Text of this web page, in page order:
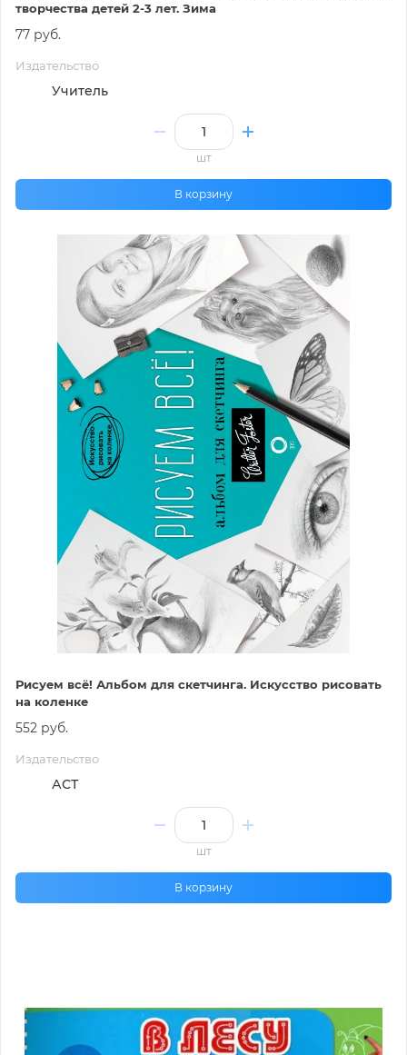
творчества детей 2-3 лет. Зима
77 руб.
Издательство
Учитель
шт
В корзину
Рисуем всё! Альбом для скетчинга. Искусство рисовать
на коленке
552 руб.
Издательство
АСТ
шт
В корзину